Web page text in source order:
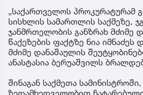
„საქართველოს პროკურატურამ
სისხლის სამართლის საქმეზე,
ჯანმრთელობის განზრახ მძიმე
წაქეზების ფაქტზე ნია იმნაძეს
მძიმე დანაშაულის
ანასტასია ბერუაშვილს
შინაგან საქმეთა